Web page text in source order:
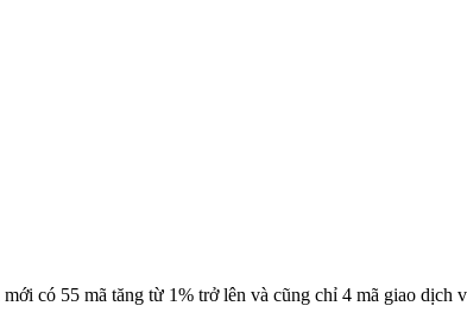
có 55 mã tăng từ 1% trở lên và cũng chỉ 4 mã giao dịch